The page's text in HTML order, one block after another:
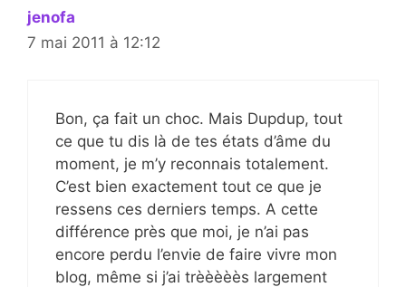
jenofa
7 mai 2011 à 12:12
Bon, ça fait un choc. Mais Dupdup, tout
ce que tu dis là de tes états d’âme du
moment, je m’y reconnais totalement.
C’est bien exactement tout ce que je
ressens ces derniers temps. A cette
différence près que moi, je n’ai pas
encore perdu l’envie de faire vivre mon
blog, même si j’ai trèèèèès largement